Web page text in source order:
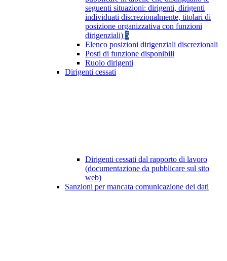
seguenti situazioni: dirigenti, dirigenti
individuati discrezionalmente, titolari di
posizione organizzativa con funzioni
dirigenziali) 5
Elenco posizioni dirigenziali discrezionali
Posti di funzione disponibili
Ruolo dirigenti
Dirigenti cessati
Dirigenti cessati dal rapporto di lavoro
(documentazione da pubblicare sul sito
web)
Sanzioni per mancata comunicazione dei dati